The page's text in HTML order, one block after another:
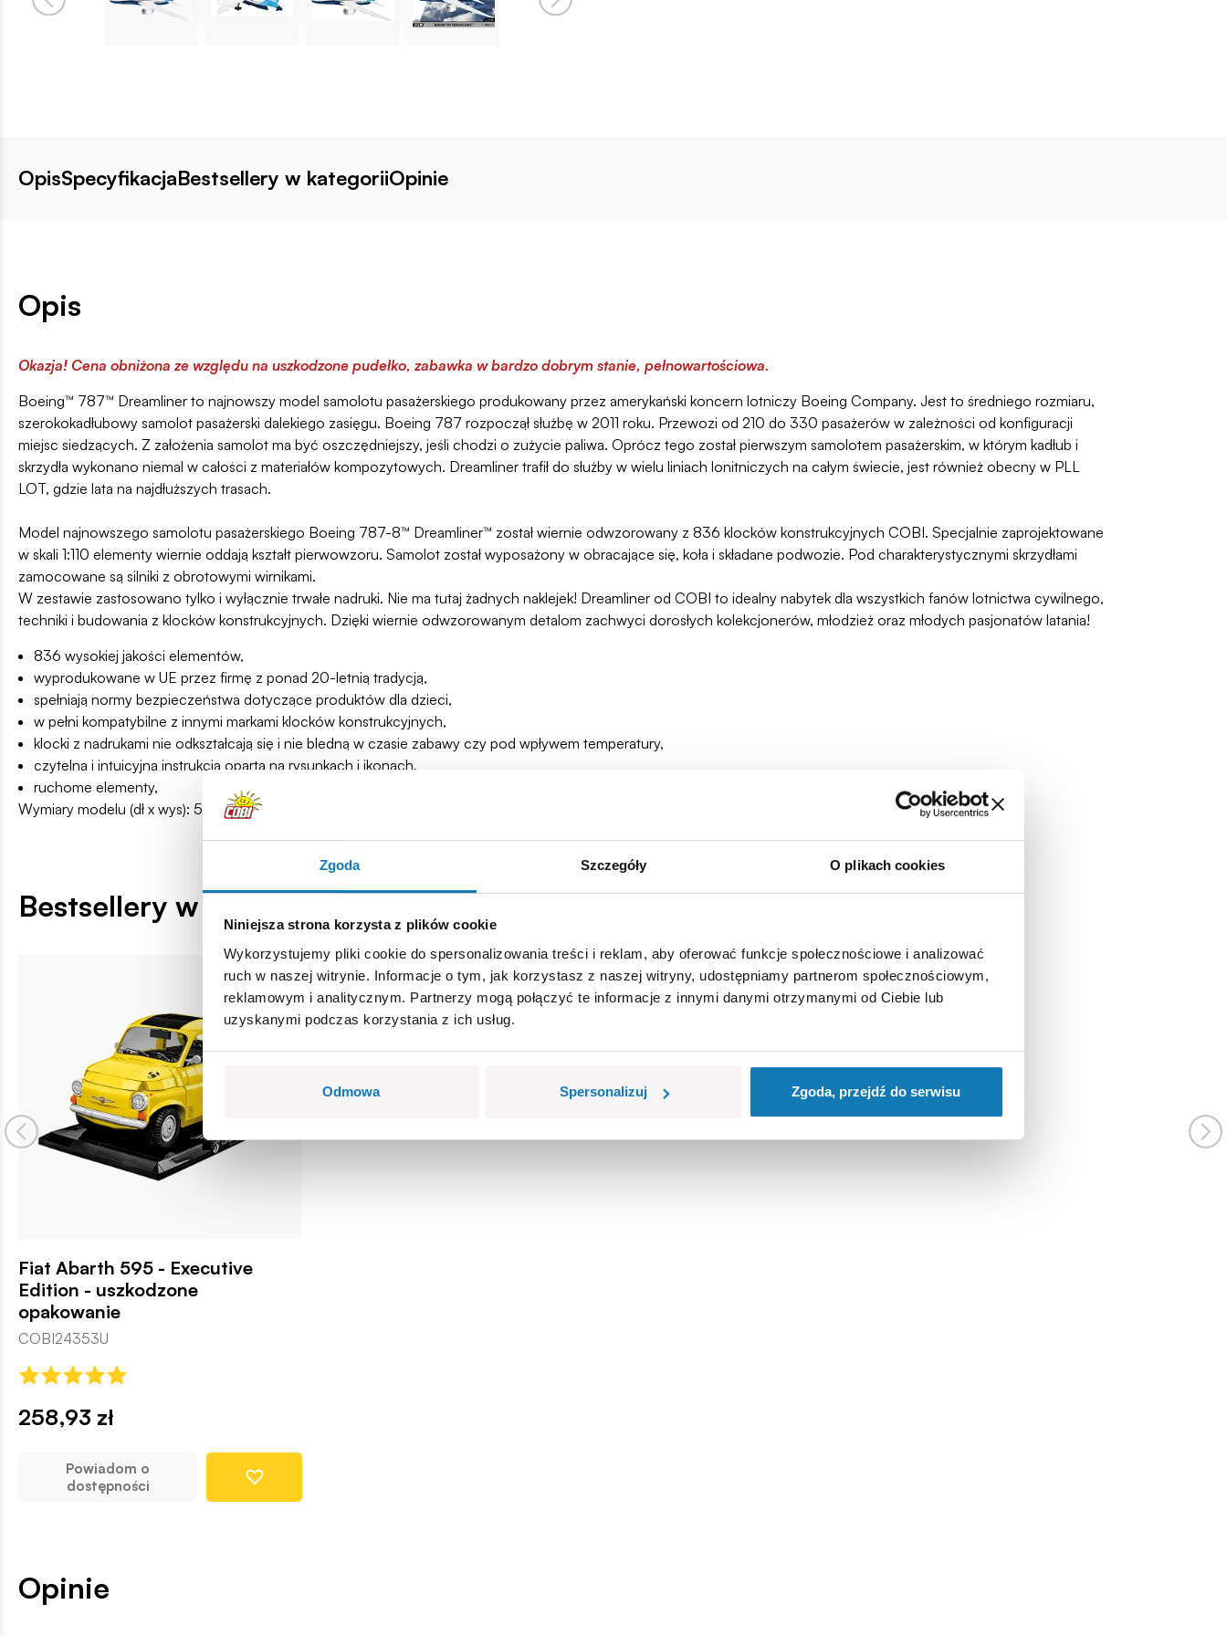
Zgoda Szczegóły O plikach cookies
Niniejsza strona korzysta z plików cookie
Wykorzystujemy pliki cookie do spersonalizowania treści i reklam, aby oferować funkcje społecznościowe i analizować
ruch w naszej witrynie. Informacje o tym, jak korzystasz z naszej witryny, udostępniamy partnerom społecznościowym,
reklamowym i analitycznym. Partnerzy mogą połączyć te informacje z innymi danymi otrzymanymi od Ciebie lub
uzyskanymi podczas korzystania z ich usług.
Odmowa Spersonalizuj Zgoda, przejdź do serwisu
OpisSpecyfikacjaBestsellery w kategoriiOpinie
Opis
Okazja! Cena obniżona ze względu na uszkodzone pudełko, zabawka w bardzo dobrym stanie, pełnowartościowa.
Boeing™ 787™ Dreamliner to najnowszy model samolotu pasażerskiego produkowany przez amerykański koncern lotniczy Boeing Company. Jest to średniego rozmiaru,
szerokokadłubowy samolot pasażerski dalekiego zasięgu. Boeing 787 rozpoczął służbę w 2011 roku. Przewozi od 210 do 330 pasażerów w zależności od konfiguracji
miejsc siedzących. Z założenia samolot ma być oszczędniejszy, jeśli chodzi o zużycie paliwa. Oprócz tego został pierwszym samolotem pasażerskim, w którym kadłub i
skrzydła wykonano niemal w całości z materiałów kompozytowych. Dreamliner trafił do służby w wielu liniach lonitniczych na całym świecie, jest również obecny w PLL
LOT, gdzie lata na najdłuższych trasach.
Model najnowszego samolotu pasażerskiego Boeing 787-8™ Dreamliner™ został wiernie odwzorowany z 836 klocków konstrukcyjnych COBI. Specjalnie zaprojektowane
w skali 1:110 elementy wiernie oddają kształt pierwowzoru. Samolot został wyposażony w obracające się, koła i składane podwozie. Pod charakterystycznymi skrzydłami
zamocowane są silniki z obrotowymi wirnikami.
W zestawie zastosowano tylko i wyłącznie trwałe nadruki. Nie ma tutaj żadnych naklejek! Dreamliner od COBI to idealny nabytek dla wszystkich fanów lotnictwa cywilnego,
techniki i budowania z klocków konstrukcyjnych. Dzięki wiernie odwzorowanym detalom zachwyci dorosłych kolekcjonerów, młodzież oraz młodych pasjonatów latania!
836 wysokiej jakości elementów,
wyprodukowane w UE przez firmę z ponad 20-letnią tradycją,
spełniają normy bezpieczeństwa dotyczące produktów dla dzieci,
w pełni kompatybilne z innymi markami klocków konstrukcyjnych,
klocki z nadrukami nie odkształcają się i nie bledną w czasie zabawy czy pod wpływem temperatury,
czytelna i intuicyjna instrukcja oparta na rysunkach i ikonach,
ruchome elementy,
Wymiary modelu (dł x wys): 51,5 cm (20.3”) x 17,5 cm (6.7”)
Bestsellery w kategorii
Fiat Abarth 595 - Executive
Edition - uszkodzone
opakowanie
COBI24353U
258,93 zł
Powiadom o
dostępności
Opinie